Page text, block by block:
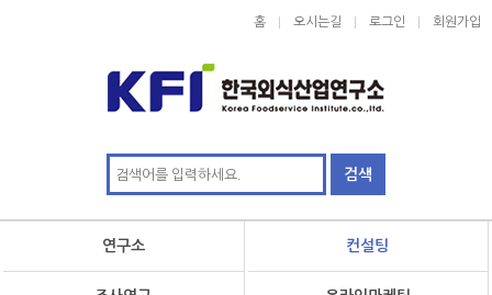
홈 오시는길 로그인 회원가입
연구소 컨설팅